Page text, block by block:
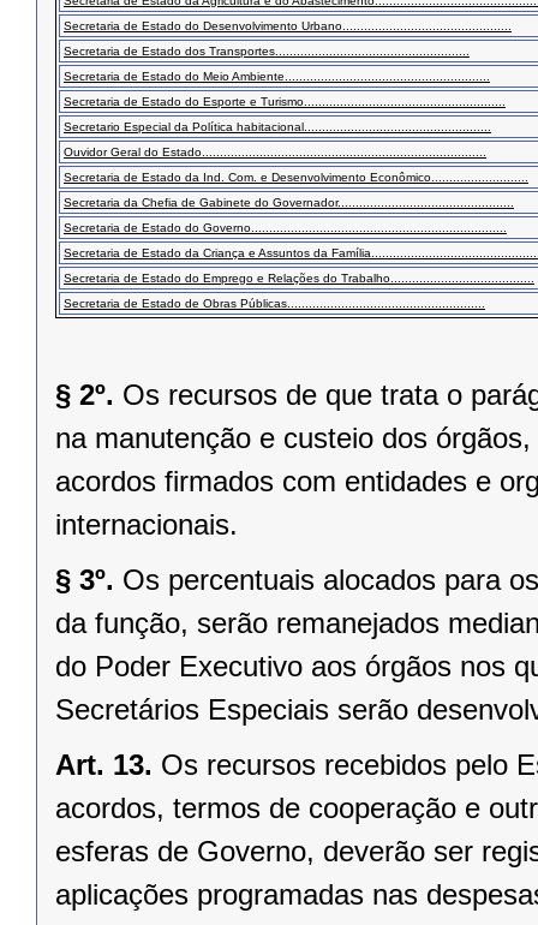
Secretaria de Estado do Desenvolvimento Urbano...............................................
Secretaria de Estado dos Transportes......................................................
Secretaria de Estado do Meio Ambiente.........................................................
Secretaria de Estado do Esporte e Turismo........................................................
Secretario Especial da Política habitacional....................................................
Ouvidor Geral do Estado...............................................................................
Secretaria de Estado da Ind. Com. e Desenvolvimento Econômico...........................
Secretaria da Chefia de Gabinete do Governador.................................................
Secretaria de Estado do Governo.......................................................................
Secretaria de Estado da Criança e Assuntos da
Secretaria de Estado do Emprego e Relações do Trabalho........................................
Secretaria de Estado de Obras Públicas.......................................................
§ 2º. Os recursos de que trata o
na manutenção e custeio dos
acordos firmados com entidades e
internacionais.
§ 3º. Os percentuais alocados para
da função, serão remanejados
do Poder Executivo aos órgãos nos
Secretários Especiais serão
Art. 13. Os recursos recebidos pelo
acordos, termos de cooperação e
esferas de Governo, deverão ser
aplicações programadas nas